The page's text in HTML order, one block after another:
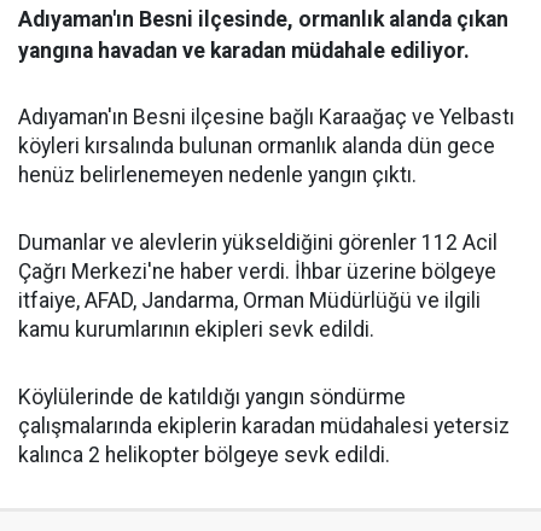
Adıyaman'ın Besni ilçesinde, ormanlık alanda çıkan
yangına havadan ve karadan müdahale ediliyor.
Adıyaman'ın Besni ilçesine bağlı Karaağaç ve Yelbastı
köyleri kırsalında bulunan ormanlık alanda dün gece
henüz belirlenemeyen nedenle yangın çıktı.
Dumanlar ve alevlerin yükseldiğini görenler 112 Acil
Çağrı Merkezi'ne haber verdi. İhbar üzerine bölgeye
itfaiye, AFAD, Jandarma, Orman Müdürlüğü ve ilgili
kamu kurumlarının ekipleri sevk edildi.
Köylülerinde de katıldığı yangın söndürme
çalışmalarında ekiplerin karadan müdahalesi yetersiz
kalınca 2 helikopter bölgeye sevk edildi.